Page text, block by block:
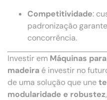
Competitividade:
padronização
concorrência.
Investir em Máquinas
madeira é investir no
de uma solução que une
modularidade e robustez